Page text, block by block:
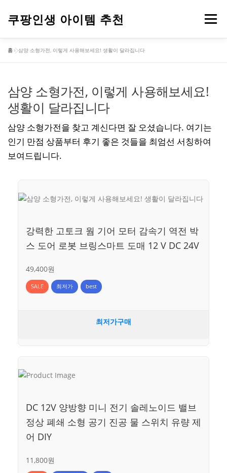
로
쿠팡인생 아이템 추천 메뉴
컴퓨터 기타
홈 »삼양 소형가전, 이렇게 사용해보세요! 생활이 달라집니다
삼양 소형가전, 이렇게 사용해보세요!
생활이 달라집니다
삼양 소형가전을 찾고 계신다면 잘 오셨습니다. 여기는
인기 만점 상품부터 후기 좋은 것들을 최엄선 서칭하여
보여드립니다.
강력한 고토크 웜 기어 모터 감속기 역전 박
스 도어 로봇 브링스마트 도매 12 V DC 24V
49,400원
SALE 최저가 best
최저가구매
DC 12V 양방향 미니 전기 솔레노이드 밸브
정상 폐쇄 소형 공기 진공 물 스위치 유량 제
어 DIY
11,800원